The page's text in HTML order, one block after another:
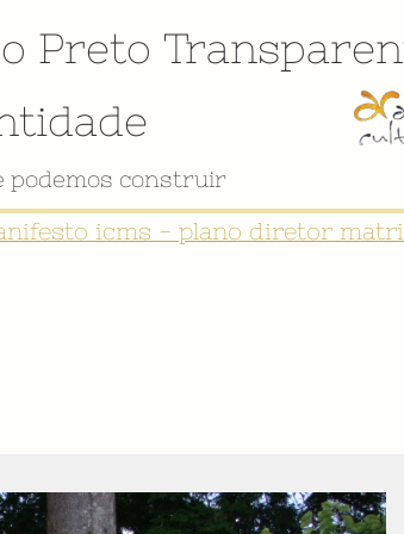
Preto
icms - plano diretor